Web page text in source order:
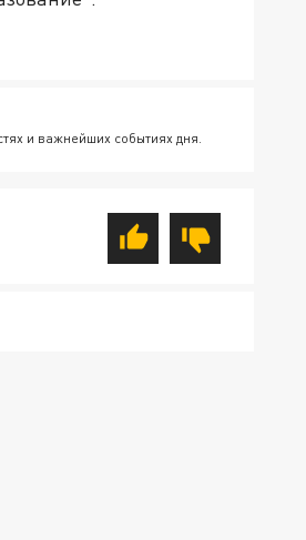
и важнейших событиях дня.